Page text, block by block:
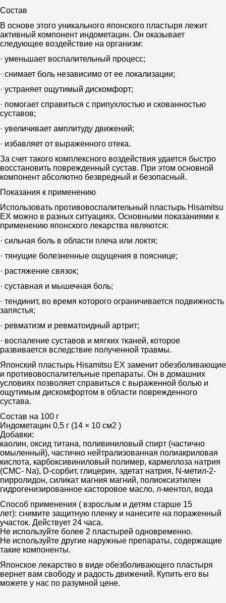
Состав
В основе этого уникального японского пластыря лежит
активный компонент индометацин. Он оказывает
следующее воздействие на организм:
· уменьшает воспалительный процесс;
· снимает боль независимо от ее локализации;
· устраняет ощутимый дискомфорт;
· помогает справиться с припухлостью и скованностью
суставов;
· увеличивает амплитуду движений;
· избавляет от выраженного отека.
За счет такого комплексного воздействия удается быстро
восстановить поврежденный сустав. При этом основной
компонент абсолютно безвредный и безопасный.
Показания к применению
Использовать противовоспалительный пластырь Hisamitsu
EX можно в разных ситуациях. Основными показаниями к
применению японского лекарства являются:
· сильная боль в области плеча или локтя;
· тянущие болезненные ощущения в пояснице;
· растяжение связок;
· суставная и мышечная боль;
· тендинит, во время которого ограничивается подвижность
запястья;
· ревматизм и ревматоидный артрит;
· воспаление суставов и мягких тканей, которое
развивается вследствие полученной травмы.
Японский пластырь Hisamitsu EX заменит обезболивающие
и противовоспалительные препараты. Он в домашних
условиях позволяет справиться с выраженной болью и
ощутимым дискомфортом в области поврежденного
сустава.
Состав на 100 г
Индометацин 0,5 г (14 × 10 см2 )
Добавки:
каолин, оксид титана, поливиниловый спирт (частично
омыленный), частично нейтрализованная полиакриловая
кислота, карбоксивиниловый полимер, кармеллоза натрия
(CMC- Na), D-сорбит, глицерин, эдетат натрия, N-метил-2-
пирролидон, силикат магния магний, полиоксиэтилен
гидрогенизированное касторовое масло, л-ментол, вода
Способ применения ( взрослым и детям старше 15
лет): снимите защитную пленку и нанесите на пораженный
участок. Действует 24 часа.
Не используйте более 2 пластырей одновременно.
Не используйте другие наружные препараты, содержащие
такие компоненты.
Японское лекарство в виде обезболивающего пластыря
вернет вам свободу и радость движений. Купить его вы
можете у нас по разумной цене.